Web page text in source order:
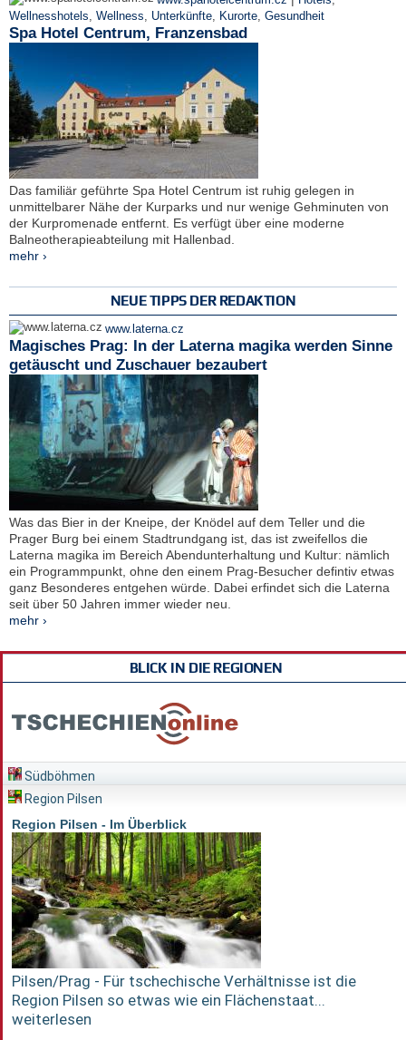
Wellnesshotels, Wellness, Unterkünfte, Kurorte, Gesundheit
Spa Hotel Centrum, Franzensbad
Das familiär geführte Spa Hotel Centrum ist ruhig gelegen in
unmittelbarer Nähe der Kurparks und nur wenige Gehminuten von
der Kurpromenade entfernt. Es verfügt über eine moderne
Balneotherapieabteilung mit Hallenbad.
mehr ›
NEUE TIPPS DER REDAKTION
www.laterna.cz
Magisches Prag: In der Laterna magika werden Sinne
getäuscht und Zuschauer bezaubert
Was das Bier in der Kneipe, der Knödel auf dem Teller und die
Prager Burg bei einem Stadtrundgang ist, das ist zweifellos die
Laterna magika im Bereich Abendunterhaltung und Kultur: nämlich
ein Programmpunkt, ohne den einem Prag-Besucher defintiv etwas
ganz Besonderes entgehen würde. Dabei erfindet sich die Laterna
seit über 50 Jahren immer wieder neu.
mehr ›
BLICK IN DIE REGIONEN
Südböhmen
Region Pilsen
Region Pilsen - Im Überblick
Pilsen/Prag - Für tschechische Verhältnisse ist die
Region Pilsen so etwas wie ein Flächenstaat...
weiterlesen